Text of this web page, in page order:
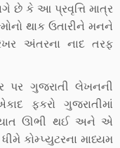
છે કે આ પ્રવૃત્તિ માત્ર
થાક ઉતારીને મનને
અંતરના નાદ તરફ
પર ગુજરાતી લેખનની
ફકરો ગુજરાતીમાં
ઊભી થઈ અને એ
કોમ્પ્યુટરના માધ્યમ